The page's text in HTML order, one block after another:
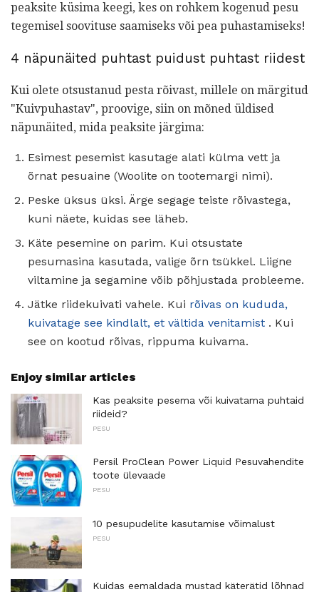
peaksite küsima keegi, kes on rohkem kogenud pesu
tegemisel soovituse saamiseks või pea puhastamiseks!
4 näpunäited puhtast puidust puhtast riidest
Kui olete otsustanud pesta rõivast, millele on märgitud
"Kuivpuhastav", proovige, siin on mõned üldised
näpunäited, mida peaksite järgima:
Esimest pesemist kasutage alati külma vett ja
õrnat pesuaine (Woolite on tootemargi nimi).
Peske üksus üksi. Ärge segage teiste rõivastega,
kuni näete, kuidas see läheb.
Käte pesemine on parim. Kui otsustate
pesumasina kasutada, valige õrn tsükkel. Liigne
viltamine ja segamine võib põhjustada probleeme.
Jätke riidekuivati ​​vahele. Kui rõivas on kududa,
kuivatage see kindlalt, et vältida venitamist . Kui
see on kootud rõivas, rippuma kuivama.
Enjoy similar articles
Kas peaksite pesema või kuivatama puhtaid
riideid?
PESU
Persil ProClean Power Liquid Pesuvahendite
toote ülevaade
PESU
10 pesupudelite kasutamise võimalust
PESU
Kuidas eemaldada mustad käterätid lõhnad